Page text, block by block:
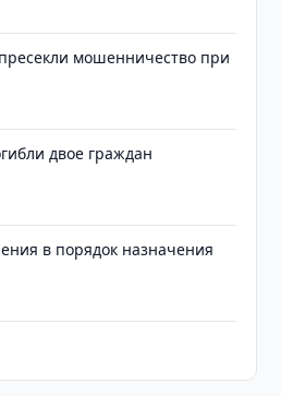
мошенничество при
двое граждан
в порядок назначения